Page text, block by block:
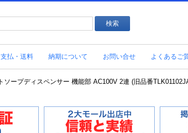
払・送料 納期について お問い合せ よくあるご
ープディスペンサー 機能部 AC100V 2連 (旧品番